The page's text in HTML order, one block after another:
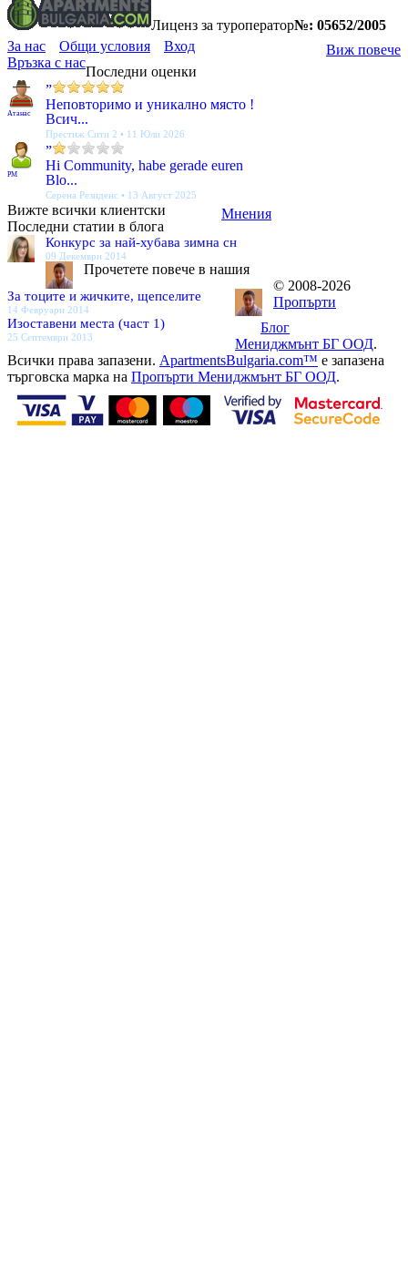
Лиценз за туроператор№: 05652/2005
Виж повече
За нас Общи условия
Вход
Връзка с нас
Последни оценки
Атанас
”
Неповторимо и уникално място !
Всич...
Престиж Сити 2 • 11 Юли 2026
PM
”
Hi Community, habe gerade euren
Blo...
Серена Резиденс • 13 Август 2025
Мнения
Вижте всички клиентски
Последни статии в блога
Конкурс за най-хубава зимна сн
09 Декември 2014
За тоците и жичките, щепселите
14 Февруари 2014
Изоставени места (част 1)
25 Септември 2013
Блог
Прочетете повече в нашия
© 2008-2026
Пропърти
Мениджмънт БГ ООД.
Всички права запазени. ApartmentsBulgaria.com™ е запазена
търговска марка на Пропърти Мениджмънт БГ ООД.